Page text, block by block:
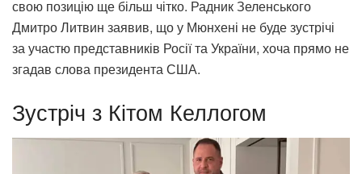
свою позицію ще більш чітко. Радник Зеленського
Дмитро Литвин заявив, що у Мюнхені не буде зустрічі
за участю представників Росії та України, хоча прямо не
згадав слова президента США.
Зустріч з Кітом Келлогом